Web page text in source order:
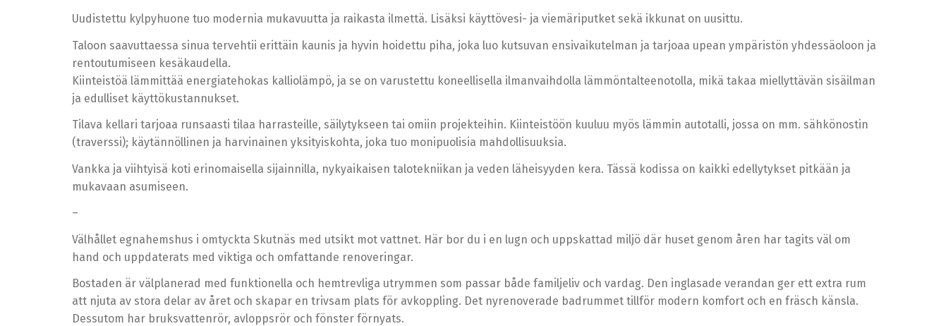
Uudistettu kylpyhuone tuo modernia mukavuutta ja raikasta ilmettä. Lisäksi käyttövesi- ja viemäriputket sekä ikkunat on uusittu.
Taloon saavuttaessa sinua tervehtii erittäin kaunis ja hyvin hoidettu piha, joka luo kutsuvan ensivaikutelman ja tarjoaa upean ympäristön yhdessäoloon ja
rentoutumiseen kesäkaudella.
Kiinteistöä lämmittää energiatehokas kalliolämpö, ja se on varustettu koneellisella ilmanvaihdolla lämmöntalteenotolla, mikä takaa miellyttävän sisäilman
ja edulliset käyttökustannukset.
Tilava kellari tarjoaa runsaasti tilaa harrasteille, säilytykseen tai omiin projekteihin. Kiinteistöön kuuluu myös lämmin autotalli, jossa on mm. sähkönostin
(traverssi); käytännöllinen ja harvinainen yksityiskohta, joka tuo monipuolisia mahdollisuuksia.
Vankka ja viihtyisä koti erinomaisella sijainnilla, nykyaikaisen talotekniikan ja veden läheisyyden kera. Tässä kodissa on kaikki edellytykset pitkään ja
mukavaan asumiseen.
–
Välhållet egnahemshus i omtyckta Skutnäs med utsikt mot vattnet. Här bor du i en lugn och uppskattad miljö där huset genom åren har tagits väl om
hand och uppdaterats med viktiga och omfattande renoveringar.
Bostaden är välplanerad med funktionella och hemtrevliga utrymmen som passar både familjeliv och vardag. Den inglasade verandan ger ett extra rum
att njuta av stora delar av året och skapar en trivsam plats för avkoppling. Det nyrenoverade badrummet tillför modern komfort och en fräsch känsla.
Dessutom har bruksvattenrör, avloppsrör och fönster förnyats.